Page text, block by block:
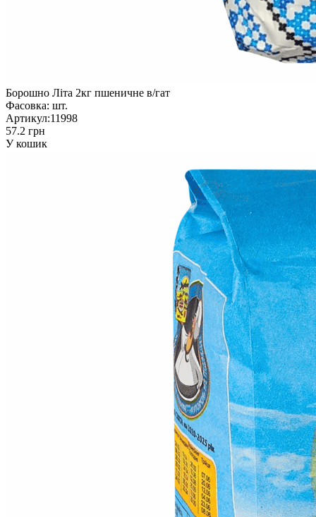
Борошно Літа 2кг пшеничне в/гат
Фасовка: шт.
Артикул:11998
57.2 грн
У кошик